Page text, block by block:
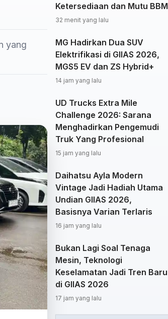
yang
Ketersediaan dan Mutu BBM
32 menit yang lalu
MG Hadirkan Dua SUV
Elektrifikasi di GIIAS 2026,
MGS5 EV dan ZS Hybrid+
14 jam yang lalu
UD Trucks Extra Mile
Challenge 2026: Sarana
Menghadirkan Pengemudi
Truk Yang Profesional
15 jam yang lalu
Daihatsu Ayla Modern
Vintage Jadi Hadiah Utama
Undian GIIAS 2026,
Basisnya Varian Terlaris
16 jam yang lalu
Bukan Lagi Soal Tenaga
Mesin, Teknologi
Keselamatan Jadi Tren Baru
di GIIAS 2026
17 jam yang lalu